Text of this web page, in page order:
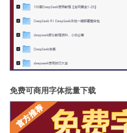
免费可商用字体批量下载